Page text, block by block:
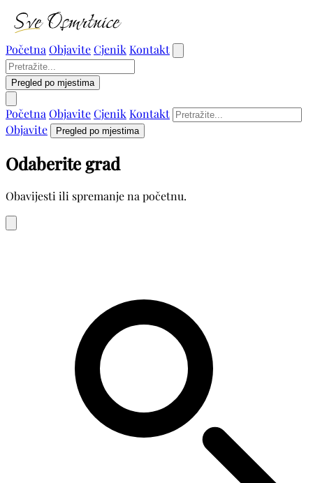
Početna ObjaviteCjenik Kontakt
Pregled po mjestima
Početna ObjaviteCjenik Kontakt
Objavite
Pregled po mjestima
Odaberite grad
Obavijesti ili spremanje na početnu.